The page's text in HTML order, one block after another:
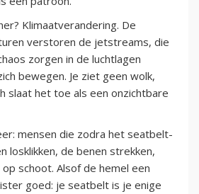
Klimaatverandering. De
verstoren de jetstreams, die
zorgen in de luchtlagen
bewegen. Je ziet geen wolk,
slaat het toe als een onzichtbare
mensen die zodra het seatbelt-
losklikken, de benen strekken,
schoot. Alsof de hemel een
goed: je seatbelt is je enige